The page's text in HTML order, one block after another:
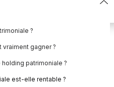
?
gagner ?
patrimoniale ?
est-elle rentable ?
est
(et
pas)